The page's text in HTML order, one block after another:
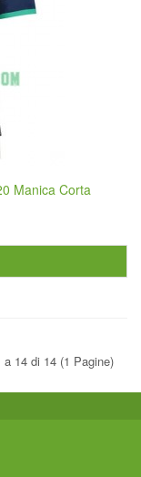
Manica Corta
14 di 14 (1 Pagine)